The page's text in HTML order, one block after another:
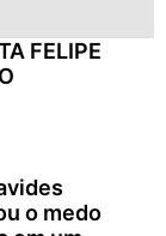
FELIPE
o medo